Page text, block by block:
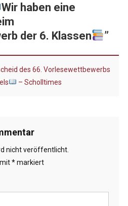
Wir haben eine
der 6. Klassen
”
des 66. Vorlesewettbewerbs
– Scholltimes
nicht veröffentlicht.
*markiert